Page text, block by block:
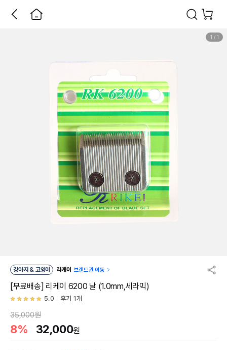
1 / 1
강아지 & 고양이 리케이 브랜드관 이동
[무료배송] 리케이 6200 날 (1.0mm,세라믹)
5.0 후기 1개
35,000원
8% 32,000원